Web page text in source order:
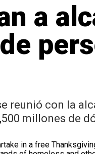
a
reunió con la
millones de